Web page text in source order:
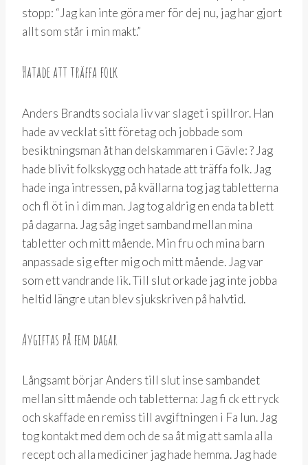
stopp: “Jag kan inte göra mer för dej nu, jag har gjort
allt som står i min makt.”
Hatade att träffa folk
Anders Brandts sociala liv var slaget i spillror. Han
hade av vecklat sitt företag och jobbade som
besiktningsman åt han delskammaren i Gävle: ? Jag
hade blivit folkskygg och hatade att träffa folk. Jag
hade inga intressen, på kvällarna tog jag tabletterna
och fl öt in i dim man. Jag tog aldrig en enda ta blett
på dagarna. Jag såg inget samband mellan mina
tabletter och mitt mående. Min fru och mina barn
anpassade sig efter mig och mitt mående. Jag var
som ett vandrande lik. Till slut orkade jag inte jobba
heltid längre utan blev sjukskriven på halvtid.
Avgiftas på fem dagar
Långsamt börjar Anders till slut inse sambandet
mellan sitt mående och tabletterna: Jag fi ck ett ryck
och skaffade en remiss till avgiftningen i Fa lun. Jag
tog kontakt med dem och de sa åt mig att samla alla
recept och alla mediciner jag hade hemma. Jag hade